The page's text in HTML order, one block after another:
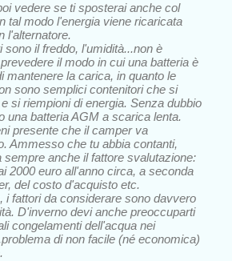
vedere se ti sposterai anche col
tal modo l'energia viene ricaricata
l'alternatore.
sono il freddo, l'umidità...non è
il modo in cui una batteria è
mantenere la carica, in quanto le
sono semplici contenitori che si
si riempioni di energia. Senza dubbio
una batteria AGM a scarica lenta.
presente che il camper va
Ammesso che tu abbia contanti,
sempre anche il fattore svalutazione:
2000 euro all'anno circa, a seconda
del costo d'acquisto etc.
i fattori da considerare sono davvero
D'inverno devi anche preoccuparti
congelamenti dell'acqua nei
di non facile (né economica)